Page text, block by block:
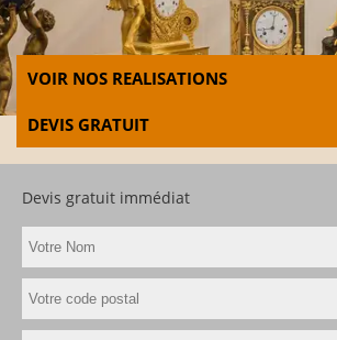
VOIR NOS REALISATIONS
DEVIS GRATUIT
Devis gratuit immédiat